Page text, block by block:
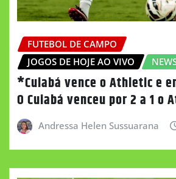
FUTEBOL DE CAMPO
JOGOS DE HOJE AO VIVO
*Cuiabá vence o Athletic e
O Cuiabá venceu por 2 a 1 o
Andressa Helen Sussuarana